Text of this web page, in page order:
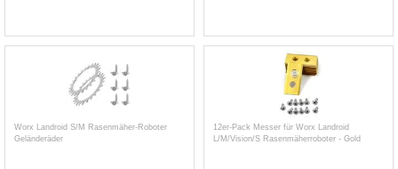
Worx Landroid S/M Rasenmäher-Roboter
Geländeräder
12er-Pack Messer für Worx Landroid
L/M/Vision/S Rasenmäherroboter - Gold